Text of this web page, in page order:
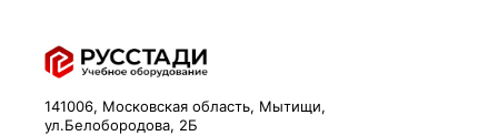
141006, Московская область, Мытищи,
ул.Белобородова, 2Б